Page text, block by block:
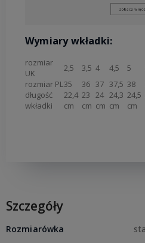
Wymiary wkładki:
rozmiar
UK
2,5 3,5 4 4,5 5
rozmiar PL35 36 37 37,5 38
długość
wkładki
22,4
cm
23
cm
24
cm
24,3
cm
24,5
cm
Szczegóły
Rozmiarówka